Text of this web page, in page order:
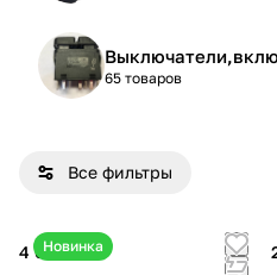
65 товаров
Все фильтры
Новинка
4 600 ₽